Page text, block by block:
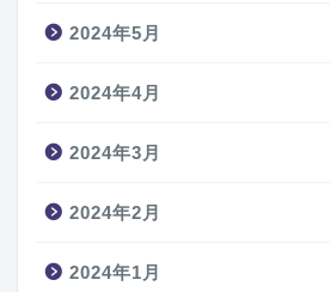
2024年5月
2024年4月
2024年3月
2024年2月
2024年1月